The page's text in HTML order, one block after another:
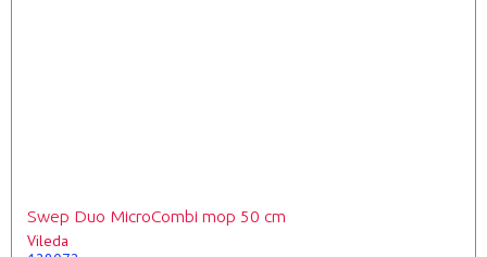
Swep Duo MicroCombi mop 50 cm
Vileda